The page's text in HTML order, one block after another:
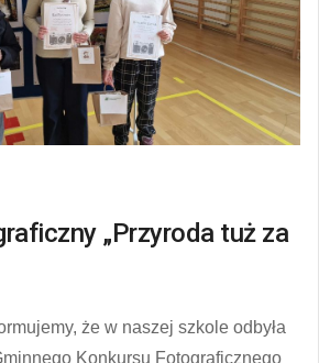
„Przyroda tuż za
że w naszej szkole odbyła
Konkursu Fotograficznego